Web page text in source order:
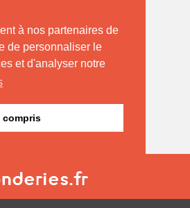
à nos partenaires de
de personnaliser le
et d'analyser notre
compris